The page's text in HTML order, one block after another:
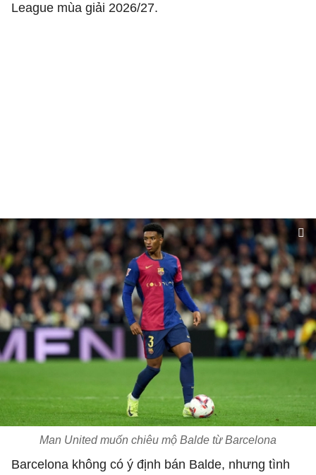
League mùa giải 2026/27.
Man United muốn chiêu mộ Balde từ Barcelona
Barcelona không có ý định bán Balde, nhưng tình